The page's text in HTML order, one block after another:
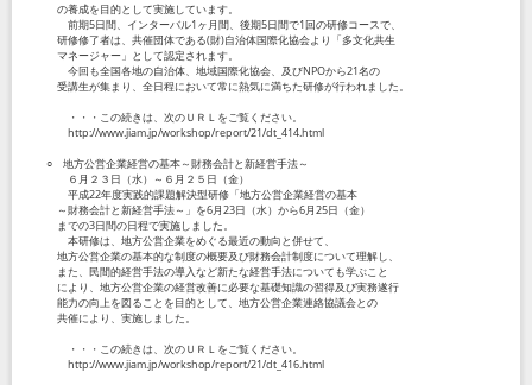
の養成を目的として実施しています。
前期5日間、インターバル1ヶ月間、後期5日間で1回の研修コースで、
研修修了者は、共催団体である(財)自治体国際化協会より「多文化共生
マネージャー」として認定されます。
今回も全国各地の自治体、地域国際化協会、及びNPOから21名の
受講生が集まり、全日程において常に熱気に満ちた研修が行われました。
・・・この続きは、次のＵＲＬをご覧ください。
http://www.jiam.jp/workshop/report/21/dt_414.html
○ 地方公営企業経営の基本～財務会計と新経営手法～
６月２３日（水）～６月２５日（金）
平成22年度実践的課題解決型研修「地方公営企業経営の基本
～財務会計と新経営手法～」を6月23日（水）から6月25日（金）
までの3日間の日程で実施しました。
本研修は、地方公営企業をめぐる最近の動向と併せて、
地方公営企業の基本的な制度の概要及び財務会計制度について理解し、
また、民間的経営手法の導入など新たな経営手法についても学ぶこと
により、地方公営企業の経営改善に必要な基礎知識の習得及び実務遂行
能力の向上を図ることを目的として、地方公営企業連絡協議会との
共催により、実施しました。
・・・この続きは、次のＵＲＬをご覧ください。
http://www.jiam.jp/workshop/report/21/dt_416.html